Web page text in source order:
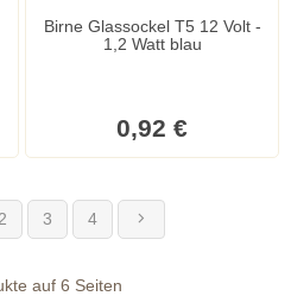
Birne Glassockel T5 12 Volt -
1,2 Watt blau
0,92 €
2 3 4
auf 6 Seiten